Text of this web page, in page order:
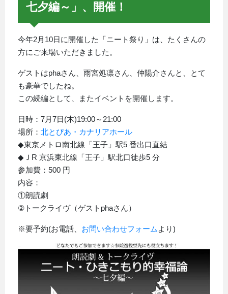
七夕編～」、開催！
今年2月10日に開催した「ニート祭り」は、たくさんの
方にご来場いただきました。
ゲストはphaさん、雨宮処凛さん、仲陽介さんと、とて
も豪華でしたね。
この続編として、またイベントを開催します。
日時：7月7日(木)19:00～21:00
場所： 北とぴあ・カナリアホール
◆東京メトロ南北線「王子」駅5 番出口直結
◆ＪR 京浜東北線「王子」駅北口徒歩5 分
参加費：500 円
内容：
①朗読劇
②トークライヴ（ゲストphaさん）
※要予約(お電話、 お問い合わせフォーム より)